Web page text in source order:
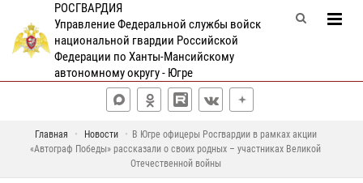
РОСГВАРДИЯ
Управление Федеральной службы войск
национальной гвардии Российской
Федерации по Ханты-Мансийскому
автономному округу - Югре
Главная Новости
В Югре офицеры Росгвардии в рамках акции
«Автограф Победы» рассказали о своих родных – участниках Великой
Отечественной войны